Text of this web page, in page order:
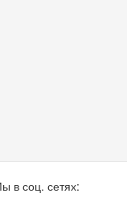
в соц. сетях: